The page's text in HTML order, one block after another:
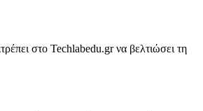
στο Techlabedu.gr να βελτιώσει τη